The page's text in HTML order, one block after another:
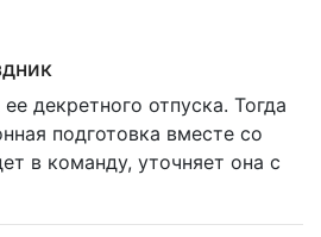
декретного отпуска. Тогда
подготовка вместе со
в команду, уточняет она с